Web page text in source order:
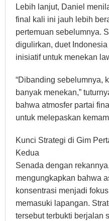
Lebih lanjut, Daniel
final kali ini jauh lebih
pertemuan sebelumnya.
digulirkan, duet
inisiatif untuk menekan
“Dibanding sebelumnya,
banyak menekan,”
bahwa atmosfer partai
untuk melepaskan
Kunci Strategi di Gim
Kedua
Senada dengan
mengungkapkan bahwa
konsentrasi menjadi
memasuki lapangan.
tersebut terbukti berjalan